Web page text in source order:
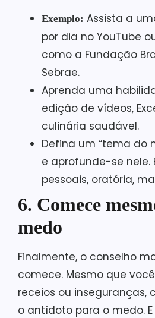
Exemplo: Assista a
por dia no YouTube
como a Fundação
Sebrae.
Aprenda uma
edição de vídeos,
culinária saudável.
Defina um “tema do
e aprofunde-se nele.
pessoais, oratória,
6. Comece
medo
Finalmente, o conselho
comece. Mesmo que
receios ou inseguranças,
o antídoto para o medo.